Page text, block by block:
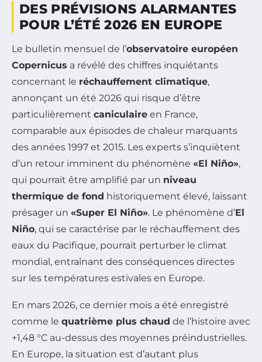
DES PRÉVISIONS ALARMANTES
POUR L’ÉTÉ 2026 EN EUROPE
Le bulletin mensuel de l’observatoire européen
Copernicus a révélé des chiffres inquiétants
concernant le réchauffement climatique,
annonçant un été 2026 qui risque d’être
particulièrement caniculaire en France,
comparable aux épisodes de chaleur marquants
des années 1997 et 2015. Les experts s’inquiètent
d’un retour imminent du phénomène «El Niño»,
qui pourrait être amplifié par un niveau
thermique de fond historiquement élevé, laissant
présager un «Super El Niño». Le phénomène d’El
Niño, qui se caractérise par le réchauffement des
eaux du Pacifique, pourrait perturber le climat
mondial, entraînant des conséquences directes
sur les températures estivales en Europe.
En mars 2026, ce dernier mois a été enregistré
comme le quatrième plus chaud de l’histoire avec
+1,48 °C au-dessus des moyennes préindustrielles.
En Europe, la situation est d’autant plus